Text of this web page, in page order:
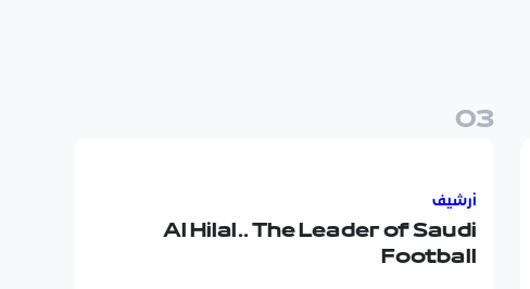
03
أرشيف
Al Hilal.. The Leader of Saudi
Football